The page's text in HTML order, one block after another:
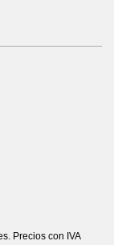
Precios con IVA